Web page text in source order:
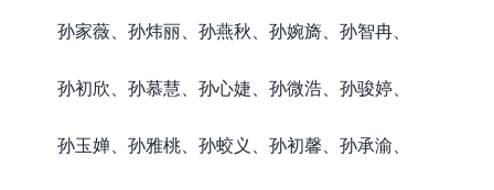
孙家薇、孙炜丽、孙燕秋、孙婉旖、孙智冉、
孙初欣、孙慕慧、孙心婕、孙微浩、孙骏婷、
孙玉婵、孙雅桃、孙蛟义、孙初馨、孙承渝、